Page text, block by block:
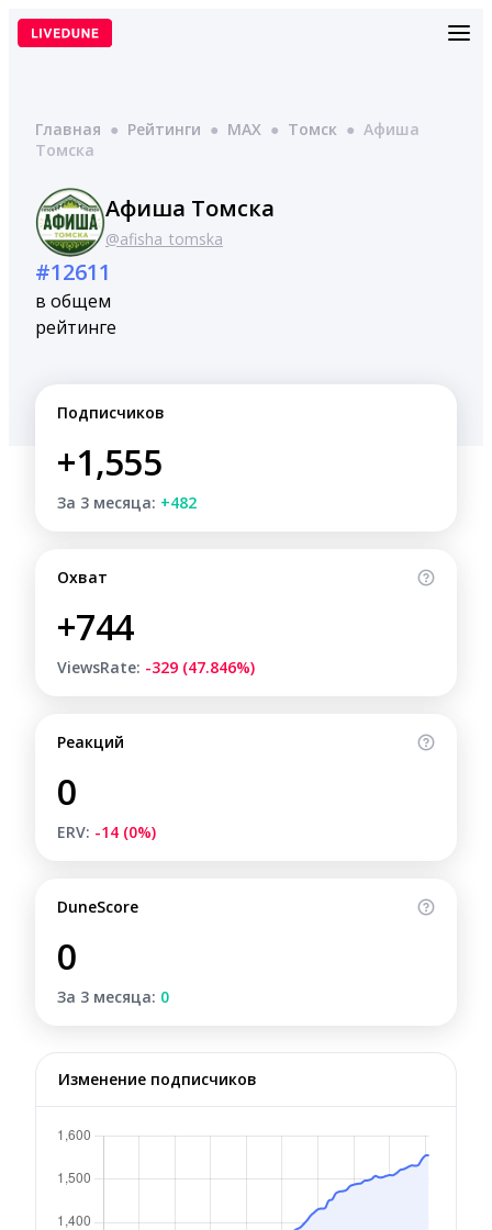
Перейти
Главная ● Рейтинги ● MAX ● Томск ● Афиша
Томска
Афиша Томска
@afisha_tomska
#12611
в общем
рейтинге
Подписчиков
+1,555
За 3 месяца: +482
Охват
+744
ViewsRate: -329 (47.846%)
Реакций
0
ERV: -14 (0%)
DuneScore
0
За 3 месяца: 0
Изменение подписчиков